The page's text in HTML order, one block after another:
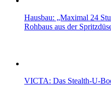
Hausbau: „Maximal 24
Rohbaus aus der
VICTA: Das Stealth-U-